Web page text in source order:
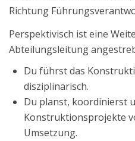
Richtung
Perspektivisch ist eine
Abteilungsleitung
Du führst das
disziplinarisch.
Du planst, koordinierst
Konstruktionsprojekte
Umsetzung.